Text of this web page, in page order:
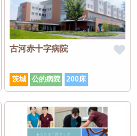
古河赤十字病院
茨城 公的病院 200床